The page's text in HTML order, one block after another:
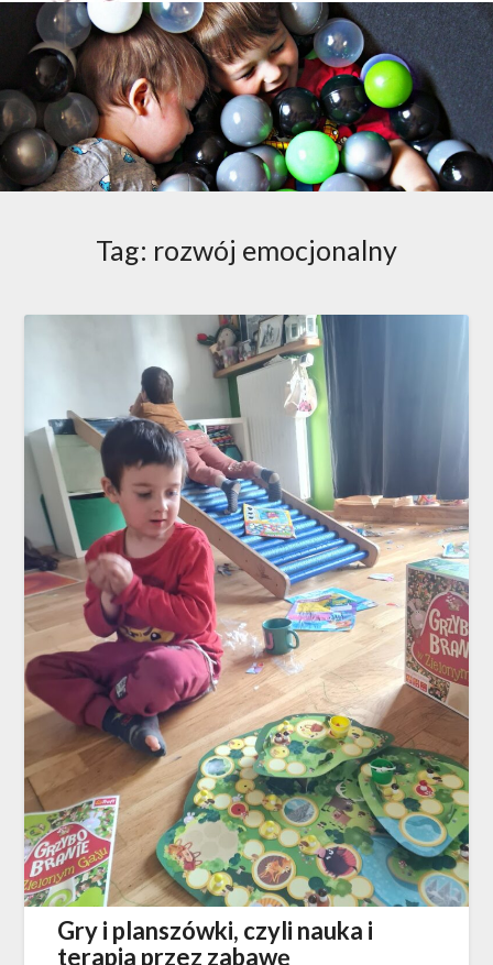
Tag: rozwój emocjonalny
Gry i planszówki, czyli nauka i
terapia przez zabawę